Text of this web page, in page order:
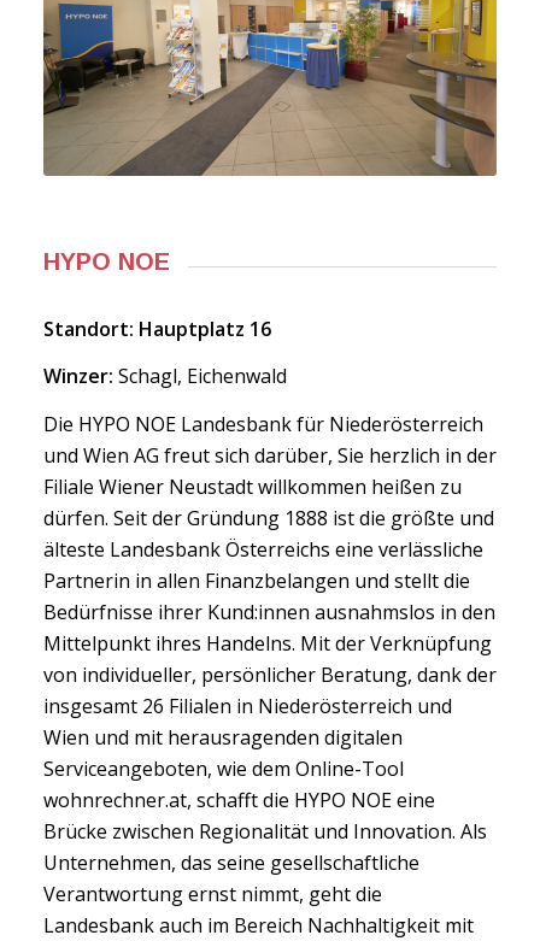
HYPO NOE
Standort: Hauptplatz 16
Winzer: Schagl, Eichenwald
Die HYPO NOE Landesbank für Niederösterreich
und Wien AG freut sich darüber, Sie herzlich in der
Filiale Wiener Neustadt willkommen heißen zu
dürfen. Seit der Gründung 1888 ist die größte und
älteste Landesbank Österreichs eine verlässliche
Partnerin in allen Finanzbelangen und stellt die
Bedürfnisse ihrer Kund:innen ausnahmslos in den
Mittelpunkt ihres Handelns. Mit der Verknüpfung
von individueller, persönlicher Beratung, dank der
insgesamt 26 Filialen in Niederösterreich und
Wien und mit herausragenden digitalen
Serviceangeboten, wie dem Online-Tool
wohnrechner.at, schafft die HYPO NOE eine
Brücke zwischen Regionalität und Innovation. Als
Unternehmen, das seine gesellschaftliche
Verantwortung ernst nimmt, geht die
Landesbank auch im Bereich Nachhaltigkeit mit